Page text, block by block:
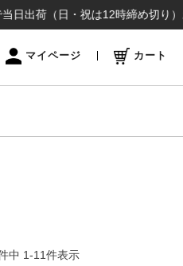
荷（日・祝は12時締め切り）
マイページ カート
中 1-11件表示